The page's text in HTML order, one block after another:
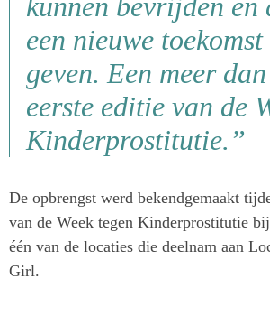
kunnen bevrijden en
een nieuwe
geven. Een meer
eerste editie van de
Kinderprostitutie.”
De opbrengst werd bekendgemaakt
van de Week tegen Kinderprostitutie
één van de locaties die deelnam aan
Girl.